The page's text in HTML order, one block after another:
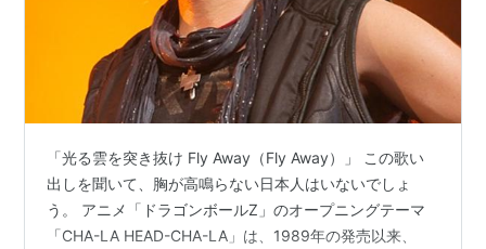
「光る雲を突き抜け Fly Away（Fly Away）」 この歌い
出しを聞いて、胸が高鳴らない日本人はいないでしょ
う。 アニメ「ドラゴンボールZ」のオープニングテーマ
「CHA-LA HEAD-CHA-LA」は、1989年の発売以来、